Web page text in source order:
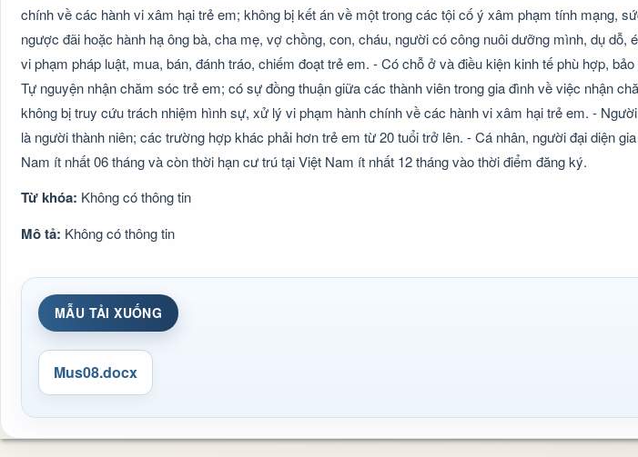
chính về các hành vi xâm hại trẻ em; không bị kết án về một trong các tội cố ý xâm phạm tính mạng,
ngược đãi hoặc hành hạ ông bà, cha mẹ, vợ chồng, con, cháu, người có công nuôi dưỡng mình, dụ dỗ,
vi phạm pháp luật, mua, bán, đánh tráo, chiếm đoạt trẻ em. - Có chỗ ở và điều kiện kinh tế phù hợp,
Tự nguyện nhận chăm sóc trẻ em; có sự đồng thuận giữa các thành viên trong gia đình về việc nhận
không bị truy cứu trách nhiệm hình sự, xử lý vi phạm hành chính về các hành vi xâm hại trẻ em. -
là người thành niên; các trường hợp khác phải hơn trẻ em từ 20 tuổi trở lên. - Cá nhân, người đại diện
Nam ít nhất 06 tháng và còn thời hạn cư trú tại Việt Nam ít nhất 12 tháng vào thời điểm đăng ký.
Từ khóa: Không có thông tin
Mô tả: Không có thông tin
MẪU TẢI XUỐNG
Mus08.docx